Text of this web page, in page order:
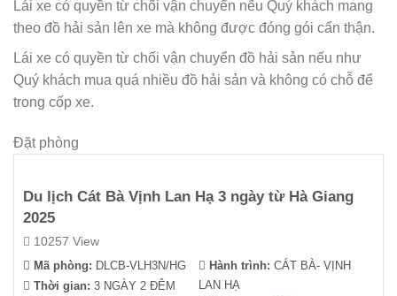
Lái xe có quyền từ chối vận chuyển nếu Quý khách mang
theo đồ hải sản lên xe mà không được đóng gói cẩn thận.
Lái xe có quyền từ chối vận chuyển đồ hải sản nếu như
Quý khách mua quá nhiều đồ hải sản và không có chỗ để
trong cốp xe.
Đặt phòng
Du lịch Cát Bà Vịnh Lan Hạ 3 ngày từ Hà Giang
2025
10257 View
Mã phòng: DLCB-VLH3N/HG
Thời gian: 3 NGÀY 2 ĐÊM
Hành trình: CÁT BÀ- VỊNH
LAN HẠ